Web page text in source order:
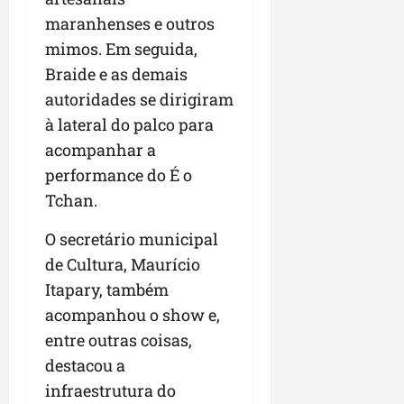
maranhenses e outros
mimos. Em seguida,
Braide e as demais
autoridades se dirigiram
à lateral do palco para
acompanhar a
performance do É o
Tchan.
O secretário municipal
de Cultura, Maurício
Itapary, também
acompanhou o show e,
entre outras coisas,
destacou a
infraestrutura do